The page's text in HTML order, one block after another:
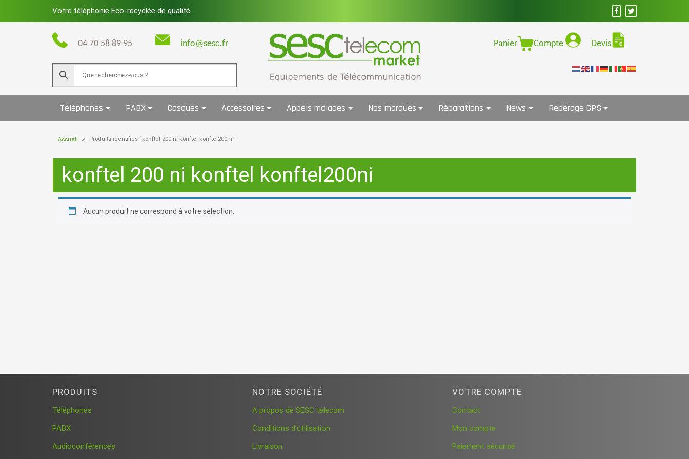
Votre téléphonie Eco-recyclée de qualité
04 70 58 89 95 info@sesc.fr Panier Compte Devis
Téléphones PABX Casques Accessoires Appels malades Nos marques Réparations News Repérage GPS
Accueil Produits identifiés “konftel 200 ni konftel konftel200ni”
konftel 200 ni konftel konftel200ni
Aucun produit ne correspond à votre sélection.
PRODUITS
Téléphones
PABX
Audioconférences
NOTRE SOCIÉTÉ
A propos de SESC telecom
Conditions d’utilisation
Livraison
VOTRE COMPTE
Contact
Mon compte
Paiement sécurisé